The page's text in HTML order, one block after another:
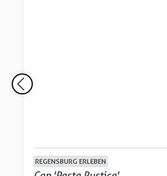
REGENSBURG ERLEBEN